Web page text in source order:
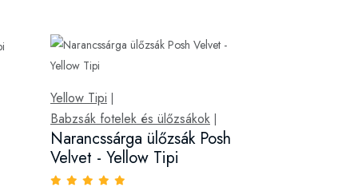
Yellow Tipi |
Babzsák fotelek és ülőzsákok|
Narancssárga ülőzsák Posh
Velvet - Yellow Tipi